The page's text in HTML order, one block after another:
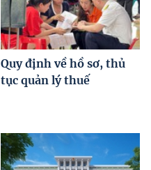
Quy định về hồ sơ, thủ
tục quản lý thuế